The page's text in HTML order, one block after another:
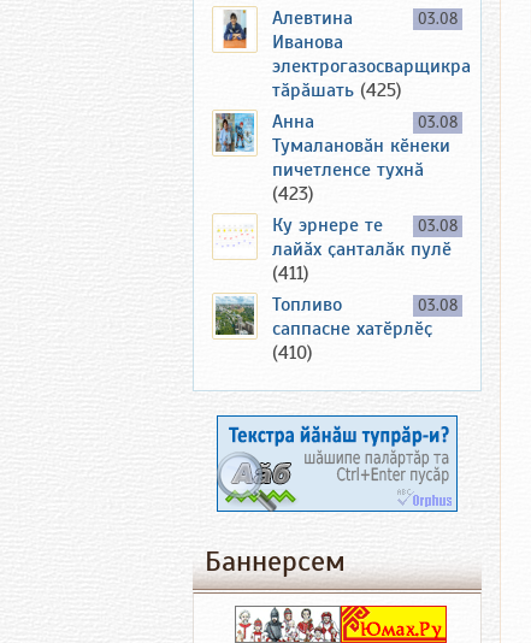
03.08
Алевтина
Иванова
электрогазосварщикра
тӑрӑшать (425)
03.08
Анна
Тумалановӑн кӗнеки
пичетленсе тухнӑ
(423)
03.08
Ку эрнере те
лайӑх ҫанталӑк пулӗ
(411)
03.08
Топливо
саппасне хатӗрлӗҫ
(410)
Баннерсем